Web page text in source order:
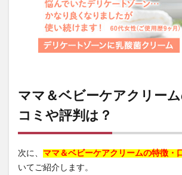
ママ＆ベビーケアクリーム
コミや評判は？
次に、 ママ＆ベビーケアクリームの特徴・
いてご紹介します。